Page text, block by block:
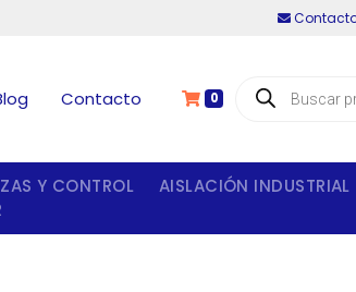
Contacto 0
Búsqueda
de
Y CONTROL
AISLACIÓN INDUSTRIAL